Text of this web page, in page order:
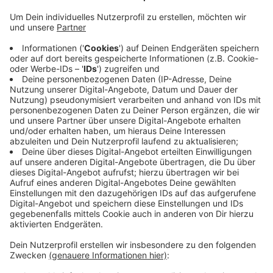
Die Gemeinde möchte erreichen, dass sie über
attraktiver machen. Dazu gibt es jetzt eine erste
Jugendkonferenz. Ende Juni (21.06.23) treffen sich
alle interessierten Kinder und Jugendlichen ab 10
Jahren in der Steverhalle. Bei einem Treffen im März,
um diese Jugendkonferenz vorzubereiten, hatten sich
die Jugendlichen darauf geeinigt, die Themen
„Sicherheit“ und „Freizeit“ aufzugreifen und zu schauen,
was gut läuft und woran es noch hapert. In diesen
Tagen gehen Teams der Gemeinde in Schulen, um für
die Jugendkonferenz zu werben.
Anzeige